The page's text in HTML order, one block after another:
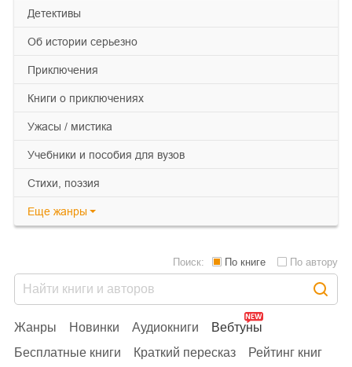
детективы
об истории серьезно
приключения
книги о приключениях
ужасы / мистика
учебники и пособия для вузов
cтихи, поэзия
Еще жанры
Жанры Новинки Аудиокниги
Вебтуны
Бесплатные книги
Краткий пересказ Рейтинг книг
Поиск: По книге По автору